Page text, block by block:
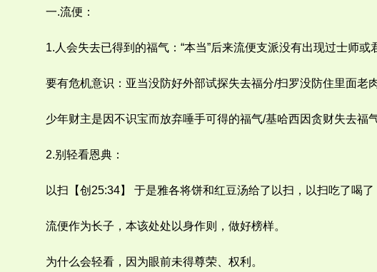
一.流便：
1.人会失去已得到的福气：“本当”后来流便支派没有出现过士师或
要有危机意识：亚当没防好外部试探失去福分/扫罗没防住里面老
少年财主是因不识宝而放弃唾手可得的福气/基哈西因贪财失去福
2.别轻看恩典：
以扫【创25:34】 于是雅各将饼和红豆汤给了以扫，以扫吃了喝了
流便作为长子，本该处处以身作则，做好榜样。
为什么会轻看，因为眼前未得尊荣、权利。